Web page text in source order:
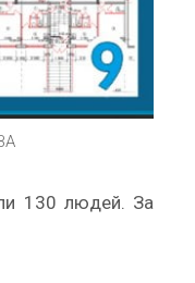
130 людей. За